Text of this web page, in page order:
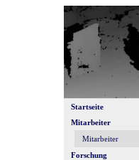
Startseite
Mitarbeiter
Mitarbeiter
Forschung